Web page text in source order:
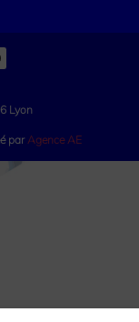
Lyon
par Agence AE